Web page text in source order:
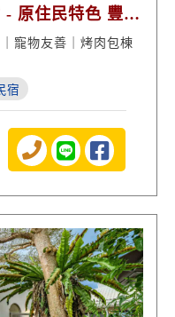
- 原住民特色 豐盛
寵物友善｜烤肉包棟
宿